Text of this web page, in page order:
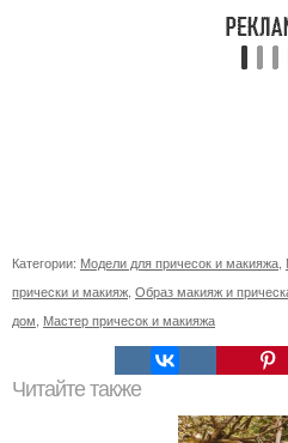
Категории: Модели для причесок и макияжа
прически и макияж Образ макияж и
дом Мастер причесок и макияжа
Читайте также